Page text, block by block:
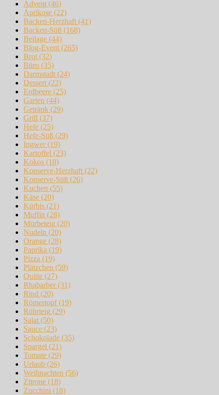
Advent (46)
Aprikose (22)
Backen-Herzhaft (41)
Backen-Süß (168)
Beilage (44)
Blog-Event (265)
Brot (32)
Büro (35)
Darmstadt (24)
Dessert (22)
Erdbeere (25)
Garten (44)
Getränk (29)
Grill (37)
Hefe (25)
Hefe-Süß (29)
Ingwer(19)
Kartoffel (23)
Kokos (18)
Konserve-Herzhaft (22)
Konserve-Süß (26)
Kuchen (55)
Käse (20)
Kürbis (21)
Muffin (28)
Mürbeteig (20)
Nudeln (20)
Orange (28)
Paprika (19)
Pizza (19)
Plätzchen (59)
Quitte (27)
Rhabarber(31)
Rind (20)
Römertopf(19)
Rührteig (29)
Salat (50)
Sauce (23)
Schokolade (35)
Spargel (21)
Tomate (29)
Urlaub (26)
Weihnachten (56)
Zitrone (18)
Zucchini (18)